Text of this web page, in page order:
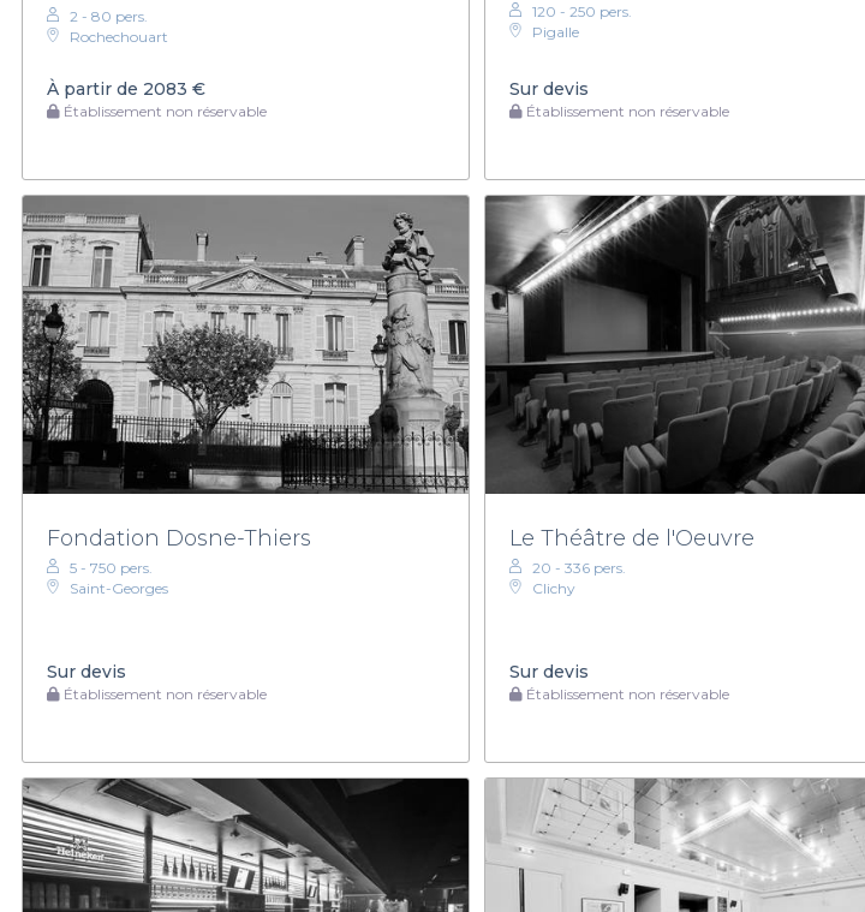
2 - 80 pers.
Rochechouart
À partir de 2083 €
Établissement non réservable
120 - 250 pers.
Pigalle
Sur devis
Établissement non réservable
Fondation Dosne-Thiers
5 - 750 pers.
Saint-Georges
Sur devis
Établissement non réservable
Le Théâtre de l'Oeuvre
20 - 336 pers.
Clichy
Sur devis
Établissement non réservable